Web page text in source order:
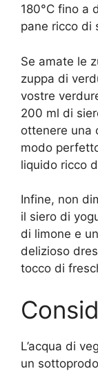
180°C fino a
pane ricco di
Se amate le
zuppa di
vostre
200 ml di
ottenere una
modo
liquido ricco
Infine, non
il siero di
di limone e
delizioso
tocco di
L’acqua di
un